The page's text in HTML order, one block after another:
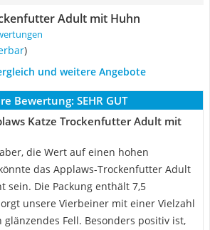
Adult mit Huhn
)
und weitere Angebote
Bewertung: SEHR GUT
Katze Trockenfutter Adult mit
die Wert auf einen hohen
das Applaws-Trockenfutter Adult
sein. Die Packung enthält 7,5
unsere Vierbeiner mit einer Vielzahl
Fell. Besonders positiv ist,